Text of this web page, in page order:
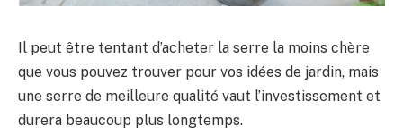
Il peut être tentant d’acheter la serre la moins chère
que vous pouvez trouver pour vos idées de jardin, mais
une serre de meilleure qualité vaut l’investissement et
durera beaucoup plus longtemps.